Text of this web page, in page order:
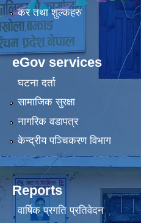
कर तथा शुल्कहरु
eGov services
घटना दर्ता
सामाजिक सुरक्षा
नागरिक वडापत्र
केन्द्रीय पञ्चिकरण विभाग
Reports
वार्षिक प्रगति प्रतिवेदन